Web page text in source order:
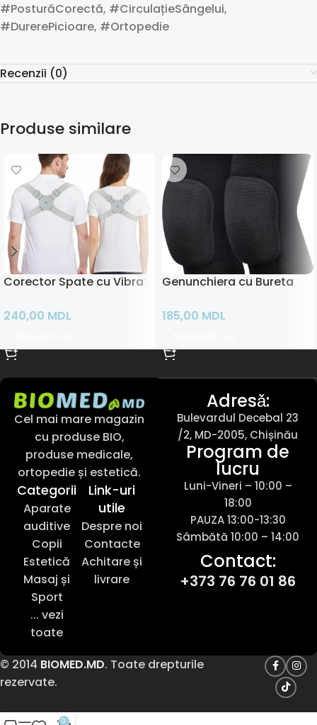
#PosturăCorectă, #CirculațieSângelui,
#DurerePicioare, #Ortopedie
Recenzii (0)
Produse similare
Corector Spate cu Vibratie
240,00 MDL
Genunchiera cu Bureta
185,00 MDL
Cel mai mare magazin
cu produse BIO,
produse medicale,
ortopedie și estetică.
Categorii
Aparate
auditive
Copii
Estetică
Masaj și
Sport
... vezi
toate
Link-uri
utile
Despre noi
Contacte
Achitare și
livrare
Adresǎ:
Bulevardul Decebal 23
/2, MD-2005, Chișinău
Program de
lucru
Luni-Vineri – 10:00 –
18:00
PAUZA 13:00-13:30
Sâmbătă 10:00 – 14:00
Contact:
+373 76 76 01 86
© 2014 BIOMED.MD. Toate drepturile
rezervate.
0